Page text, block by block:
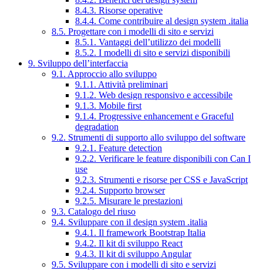
8.4.3. Risorse operative
8.4.4. Come contribuire al design system .italia
8.5. Progettare con i modelli di sito e servizi
8.5.1. Vantaggi dell’utilizzo dei modelli
8.5.2. I modelli di sito e servizi disponibili
9. Sviluppo dell’interfaccia
9.1. Approccio allo sviluppo
9.1.1. Attività preliminari
9.1.2. Web design responsivo e accessibile
9.1.3. Mobile first
9.1.4. Progressive enhancement e Graceful
degradation
9.2. Strumenti di supporto allo sviluppo del software
9.2.1. Feature detection
9.2.2. Verificare le feature disponibili con Can I
use
9.2.3. Strumenti e risorse per CSS e JavaScript
9.2.4. Supporto browser
9.2.5. Misurare le prestazioni
9.3. Catalogo del riuso
9.4. Sviluppare con il design system .italia
9.4.1. Il framework Bootstrap Italia
9.4.2. Il kit di sviluppo React
9.4.3. Il kit di sviluppo Angular
9.5. Sviluppare con i modelli di sito e servizi